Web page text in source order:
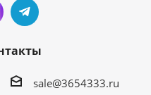
sale@3654333.ru